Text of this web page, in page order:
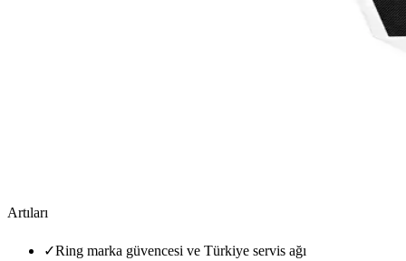
Artıları
✓Ring marka güvencesi ve Türkiye servis ağı